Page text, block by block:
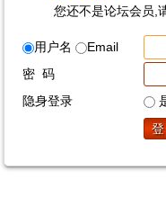
您还不是论坛会员,
用户名
Email
密 码
隐身登录